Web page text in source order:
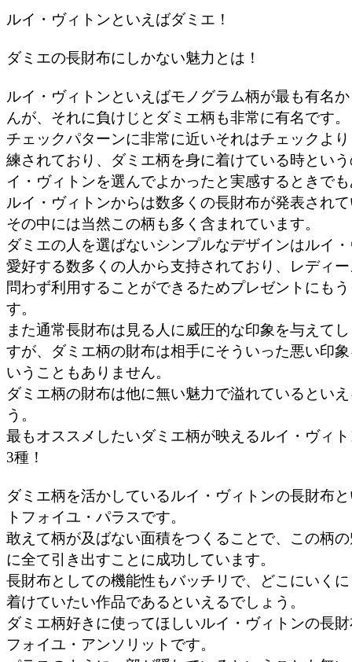
ルイ・ヴィトンといえばダミエ！
ダミエの長財布にしかない魅力とは！
ルイ・ヴィトンといえばモノグラム柄が最も有名
んが、それに負けじとダミエ柄も非常に有名です。
チェックパターンに非常に近いそれはチェックよ
練されており、ダミエ柄を身に着けている時とい
イ・ヴィトンを選んでよかったと実感するときで
ルイ・ヴィトンからは数多くの長財布が発表され
その中には当然この柄も多く含まれています。
ダミエの人を選ばないシンプルなデザインはルイ
愛好する数多くの人から支持されており、レディ
問わず利用することができるためプレゼントにも
す。
また通常長財布は見る人に威圧的な印象を与えて
すが、ダミエ柄の財布は相手にそういった悪い印
いうこともありません。
ダミエ柄の財布は他に無い魅力で溢れているとい
う。
最もオススメしたいダミエ柄が映えるルイ・ヴィ
3種！
ダミエ柄を活かしているルイ・ヴィトンの長財布
トフォイユ・パラスです。
敢えて柄が及ばない面積をつくることで、この柄
に全て引き出すことに成功しています。
長財布としての機能性もバッチリで、どこにいく
着けていたい作品であるといえるでしょう。
ダミエ柄好きに使ってほしいルイ・ヴィトンの長
フォイユ・アンソリットです。